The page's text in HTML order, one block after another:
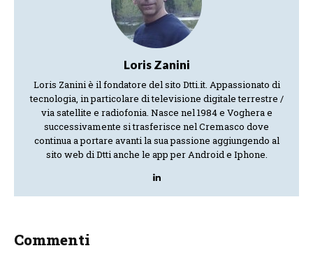
Loris Zanini
Loris Zanini è il fondatore del sito Dtti.it. Appassionato di
tecnologia, in particolare di televisione digitale terrestre /
via satellite e radiofonia. Nasce nel 1984 e Voghera e
successivamente si trasferisce nel Cremasco dove
continua a portare avanti la sua passione aggiungendo al
sito web di Dtti anche le app per Android e Iphone.
Commenti